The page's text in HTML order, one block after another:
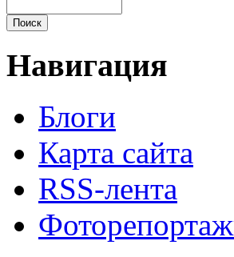
Навигация
Блоги
Карта сайта
RSS-лента